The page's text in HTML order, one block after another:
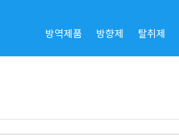
방역제품 방향제 탈취제